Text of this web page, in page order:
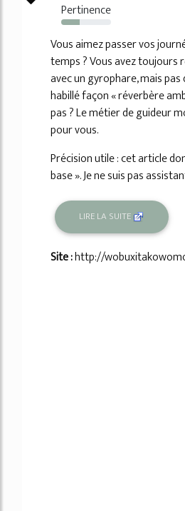
Pertinence
37%
Vous aimez passer vos
temps ? Vous avez toujours
avec un gyrophare, mais
habillé façon « réverbère
pas ? Le métier de guideur
pour vous.
Précision utile : cet article
base ». Je ne suis pas
LIRE LA SUITE
Site :http://